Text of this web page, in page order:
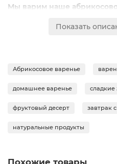
Мы варим наше
минимальное
тростниковый сахар
, без
сбалансирована — не
поливать сырники.
Это варенье — настоящий
Показать
Абрикосовое варенье
домашнее варенье сладкие
фруктовый десерт завтрак
натуральные продукты